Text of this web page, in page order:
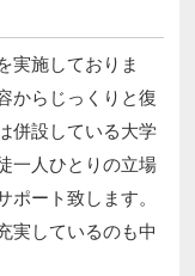
実施しておりま
からじっくりと復
併設している大学
一人ひとりの立場
ポート致します。
実しているのも中